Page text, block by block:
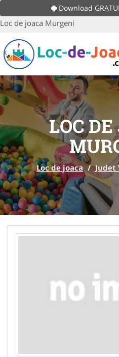
Download
Loc de joaca Murgeni
LOC
Loc de joaca / Judet